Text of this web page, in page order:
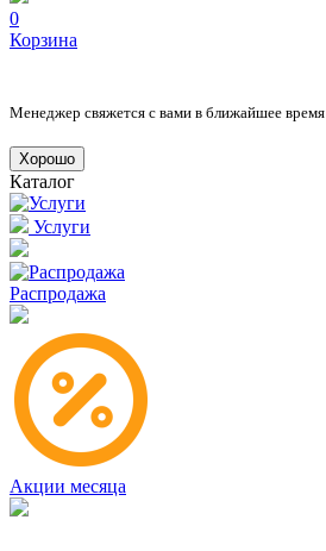
0
Корзина
Менеджер свяжется с вами в ближайшее время
Хорошо
Каталог
Услуги
Распродажа
Акции месяца